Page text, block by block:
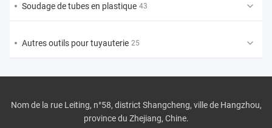
Soudage de tubes en plastique 43
Autres outils pour tuyauterie 25
Nom de la rue Leiting, n°58, district Shangcheng, ville de Hangzhou,
province du Zhejiang, Chine.